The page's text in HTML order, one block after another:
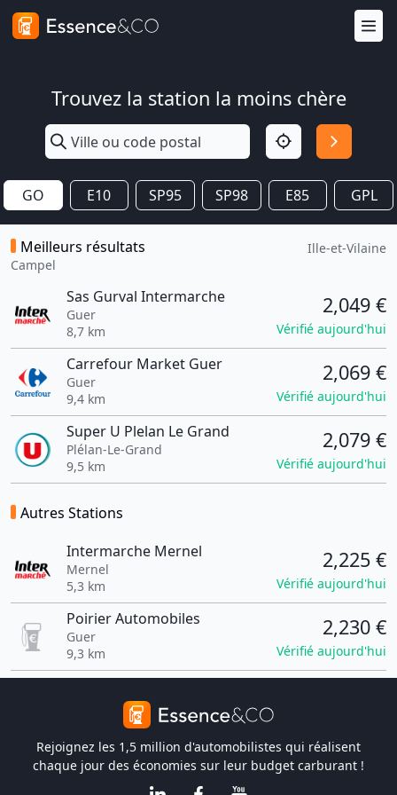
Trouvez la station la moins chère
GO E10 SP95 SP98 E85 GPL
Meilleurs résultats
Campel
Ille-et-Vilaine
Sas Gurval Intermarche
Guer
8,7 km
2,049 €
Vérifié aujourd'hui
Carrefour Market Guer
Guer
9,4 km
2,069 €
Vérifié aujourd'hui
Super U Plelan Le Grand
Plélan-Le-Grand
9,5 km
2,079 €
Vérifié aujourd'hui
Autres Stations
Intermarche Mernel
Mernel
5,3 km
2,225 €
Vérifié aujourd'hui
Poirier Automobiles
Guer
9,3 km
2,230 €
Vérifié aujourd'hui
Rejoignez les 1,5 million d'automobilistes qui réalisent
chaque jour des économies sur leur budget carburant !